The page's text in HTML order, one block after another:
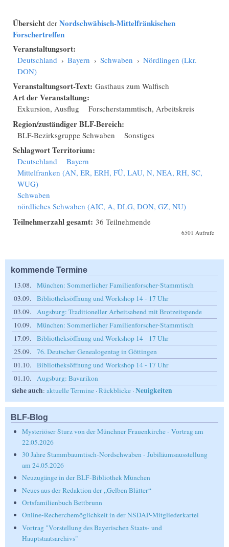
Übersicht der Nordschwäbisch-Mittelfränkischen
Forschertreffen
Veranstaltungsort:
Deutschland › Bayern › Schwaben › Nördlingen (Lkr.
DON)
Veranstaltungsort-Text: Gasthaus zum Walfisch
Art der Veranstaltung:
Exkursion, Ausflug Forscherstammtisch, Arbeitskreis
Region/zuständiger BLF-Bereich:
BLF-Bezirksgruppe Schwaben Sonstiges
Schlagwort Territorium:
Deutschland
Bayern
Mittelfranken (AN, ER, ERH, FÜ, LAU, N, NEA, RH, SC,
WUG)
Schwaben
nördliches Schwaben (AIC, A, DLG, DON, GZ, NU)
Teilnehmerzahl gesamt: 36 Teilnehmende
6501 Aufrufe
kommende Termine
13.08.
München: Sommerlicher Familienforscher-Stammtisch
03.09.
Bibliotheksöffnung und Workshop 14 - 17 Uhr
03.09.
Augsburg: Traditioneller Arbeitsabend mit Brotzeitspende
10.09.
München: Sommerlicher Familienforscher-Stammtisch
17.09.
Bibliotheksöffnung und Workshop 14 - 17 Uhr
25.09.
76. Deutscher Genealogentag in Göttingen
01.10.
Bibliotheksöffnung und Workshop 14 - 17 Uhr
01.10.
Augsburg: Bavarikon
siehe auch: aktuelle Termine ·Rückblicke ·Neuigkeiten
BLF-Blog
Mysteriöser Sturz von der Münchner Frauenkirche - Vortrag am
22.05.2026
30 Jahre Stammbaumtisch-Nordschwaben - Jubiläumsausstellung
am 24.05.2026
Neuzugänge in der BLF-Bibliothek München
Neues aus der Redaktion der „Gelben Blätter“
Ortsfamilienbuch Bettbrunn
Online-Recherchemöglichkeit in der NSDAP-Mitgliederkartei
Vortrag "Vorstellung des Bayerischen Staats- und
Hauptstaatsarchivs"